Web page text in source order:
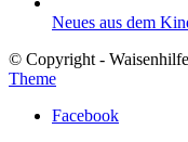
Neues aus dem
© Copyright -
Theme
Facebook